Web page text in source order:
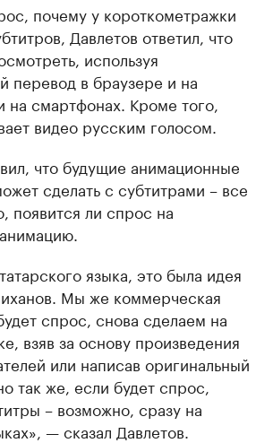
почему у короткометражки
Давлетов ответил, что
используя
перевод в браузере и на
на смартфонах. Кроме того,
видео русским голосом.
что будущие анимационные
сделать с субтитрами – все
появится ли спрос на
языка, это была идея
Мы же коммерческая
спрос, снова сделаем на
взяв за основу произведения
или написав оригинальный
так же, если будет спрос,
– возможно, сразу на
— сказал Давлетов.